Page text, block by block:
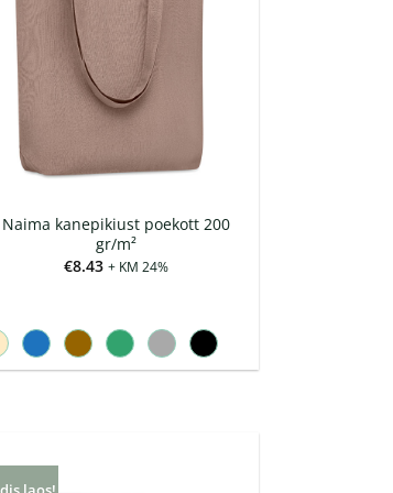
Naima kanepikiust poekott 200
gr/m²
€8.43 + KM 24%